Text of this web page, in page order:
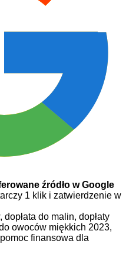
źródło w Google
1 klik i zatwierdzenie w
dopłata do malin, dopłaty
owoców miękkich 2023,
pomoc finansowa dla